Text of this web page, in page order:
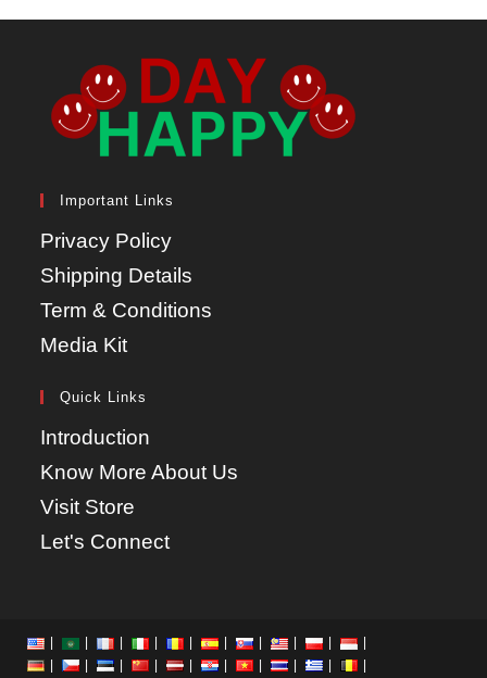
Important Links
Privacy Policy
Shipping Details
Term & Conditions
Media Kit
Quick Links
Introduction
Know More About Us
Visit Store
Let's Connect